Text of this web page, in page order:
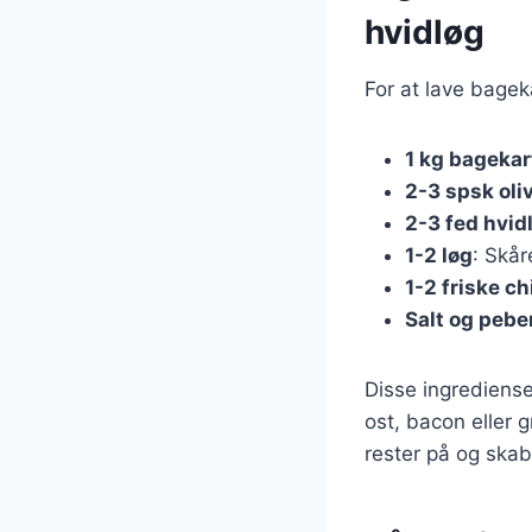
hvidløg
For at lave
1 kg
2-3 spsk
2-3 fed
1-2 løg:
1-2 friske
Salt og
Disse
ost, bacon eller
rester på og